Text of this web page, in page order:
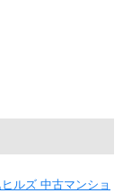
ルズ 中古マンショ